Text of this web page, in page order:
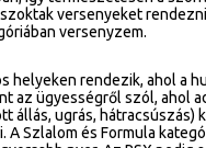
versenyeket
versenyzem.
helyeken rendezik, ahol a
az ügyességről szól, ahol
állás, ugrás,
Szlalom és Formula